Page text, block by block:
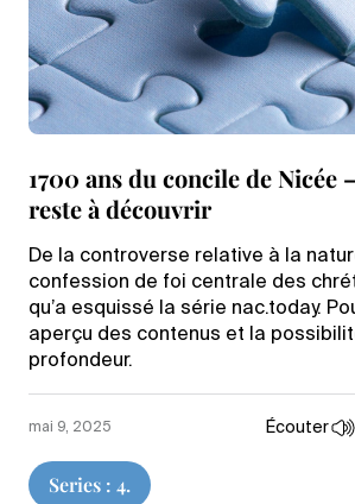
1700 ans du concile de Nicée
reste à découvrir
De la controverse relative à la
confession de foi centrale des
qu’a esquissé la série nac.today.
aperçu des contenus et la
profondeur.
Series : 4.
mai 9, 2025 Écouter